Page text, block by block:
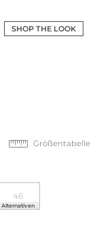
SHOP THE LOOK
Größentabelle
46
Alternativen